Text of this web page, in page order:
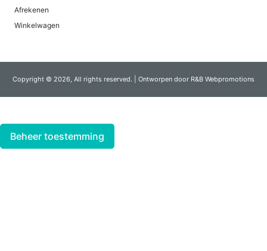
Afrekenen
Winkelwagen
Copyright © 2026, All rights reserved. | Ontworpen door R&B Webpromotions
Beheer toestemming